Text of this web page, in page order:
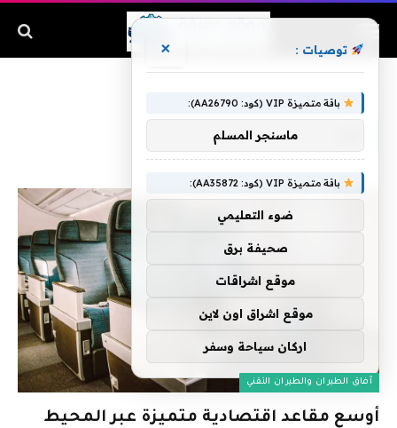
آفاق الطيران والطيران التقني
أوسع مقاعد اقتصادية متميزة عبر المحيط
توصيات : ×
باقة متميزة VIP (كود: AA26790):
ماسنجر المسلم
باقة متميزة VIP (كود: AA35872):
ضوء التعليمي
صحيفة برق
موقع اشراقات
موقع اشراق اون لاين
اركان سياحة وسفر